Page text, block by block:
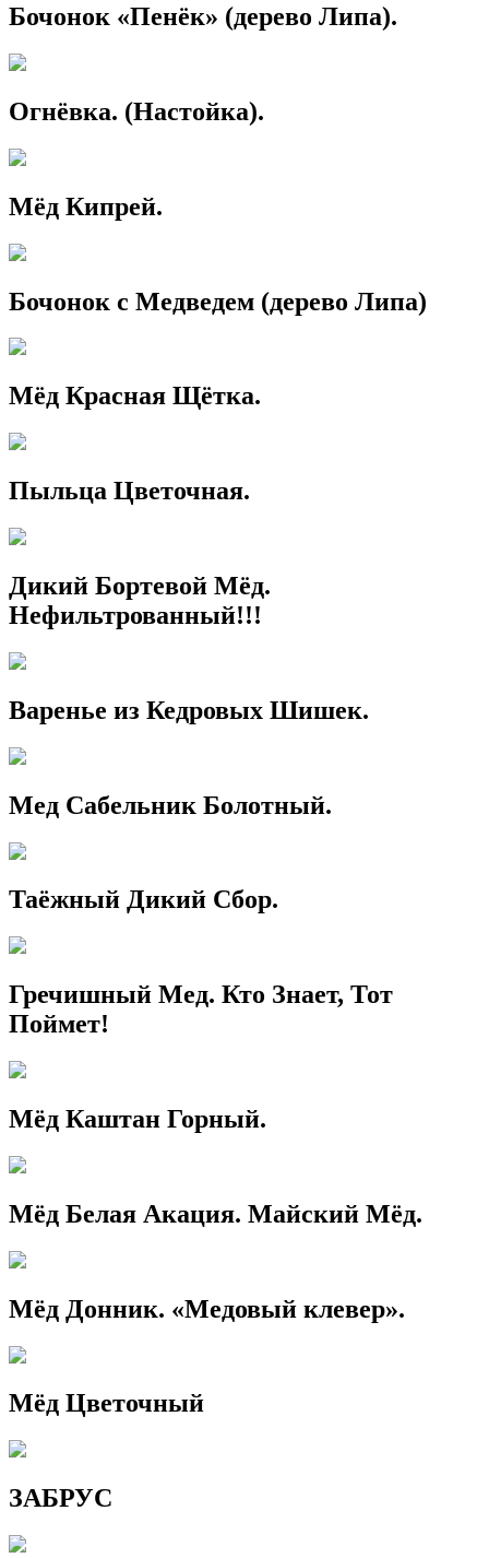
Бочонок «Пенёк» (дерево Липа).
Огнёвка. (Настойка).
Мёд Кипрей.
Бочонок с Медведем (дерево Липа)
Мёд Красная Щётка.
Пыльца Цветочная.
Дикий Бортевой Мёд.
Нефильтрованный!!!
Варенье из Кедровых Шишек.
Мед Сабельник Болотный.
Таёжный Дикий Сбор.
Гречишный Мед. Кто Знает, Тот
Поймет!
Мёд Каштан Горный.
Мёд Белая Акация. Майский Мёд.
Мёд Донник. «Медовый клевер».
Мёд Цветочный
ЗАБРУС